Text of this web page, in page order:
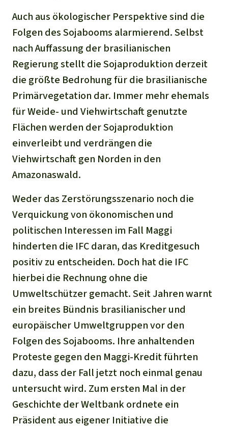
Auch aus ökologischer Perspektive sind die
Folgen des Sojabooms alarmierend. Selbst
nach Auffassung der brasilianischen
Regierung stellt die Sojaproduktion derzeit
die größte Bedrohung für die brasilianische
Primärvegetation dar. Immer mehr ehemals
für Weide- und Viehwirtschaft genutzte
Flächen werden der Sojaproduktion
einverleibt und verdrängen die
Viehwirtschaft gen Norden in den
Amazonaswald.
Weder das Zerstörungsszenario noch die
Verquickung von ökonomischen und
politischen Interessen im Fall Maggi
hinderten die IFC daran, das Kreditgesuch
positiv zu entscheiden. Doch hat die IFC
hierbei die Rechnung ohne die
Umweltschützer gemacht. Seit Jahren warnt
ein breites Bündnis brasilianischer und
europäischer Umweltgruppen vor den
Folgen des Sojabooms. Ihre anhaltenden
Proteste gegen den Maggi-Kredit führten
dazu, dass der Fall jetzt noch einmal genau
untersucht wird. Zum ersten Mal in der
Geschichte der Weltbank ordnete ein
Präsident aus eigener Initiative die